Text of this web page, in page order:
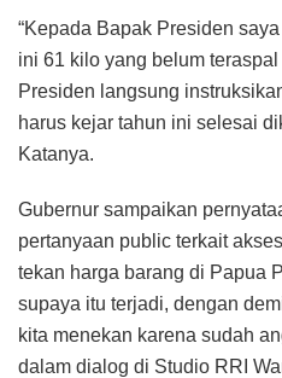
“Kepada Bapak Presiden
ini 61 kilo yang belum
Presiden langsung
harus kejar tahun ini selesai
Katanya.
Gubernur sampaikan
pertanyaan public terkait
tekan harga barang di Papua
supaya itu terjadi, dengan
kita menekan karena sudah
dalam dialog di Studio RRI